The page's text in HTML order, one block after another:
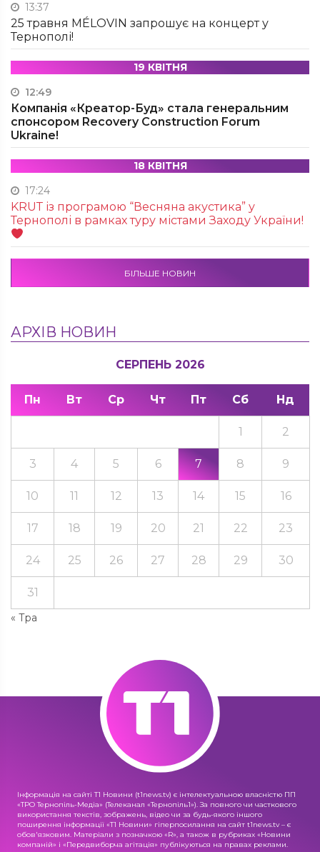
13:37
25 травня MÉLOVIN запрошує на концерт у
Тернополі!
19 КВІТНЯ
12:49
Компанія «Креатор-Буд» стала генеральним
спонсором Recovery Construction Forum
Ukraine!
18 КВІТНЯ
17:24
KRUТ із програмою “Весняна акустика” у
Тернополі в рамках туру містами Заходу України!
БІЛЬШЕ НОВИН
АРХІВ НОВИН
СЕРПЕНЬ 2026
Пн Вт Ср Чт Пт Сб Нд
« Тра
1 2
3 4 5 6 7 8 9
10 11 12 13 14 15 16
17 18 19 20 21 22 23
24 25 26 27 28 29 30
31
Інформація на сайті Т1 Новини (t1news.tv) є інтелектуальною власністю ПП
«ТРО Тернопіль-Медіа» (Телеканал «Тернопіль1»). За повного чи часткового
використання текстів, зображень, відео чи за будь-якого іншого
поширення інформації «Т1 Новини» гіперпосилання на сайт t1news.tv – є
обов'язковим. Матеріали з позначкою «R», а також в рубриках «Новини
компаній» і «Передвиборча агітація» публікуються на правах реклами.